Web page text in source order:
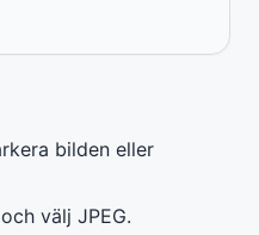
bilden eller
välj JPEG.